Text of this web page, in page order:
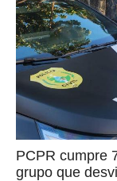
PCPR cumpre
grupo que